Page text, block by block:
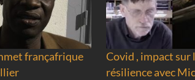
françafrique
Covid , impact sur
résilience avec